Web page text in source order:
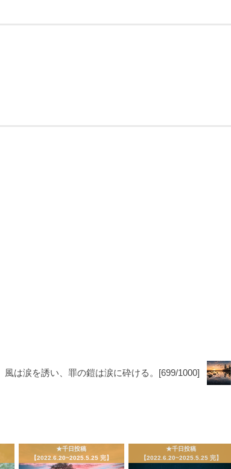
風は涙を誘い、罪の鎧は涙に砕ける。[699/1000]
★千日投稿
【2022.6.20~2025.5.25 完】
★千日投稿
【2022.6.20~2025.5.25 完】